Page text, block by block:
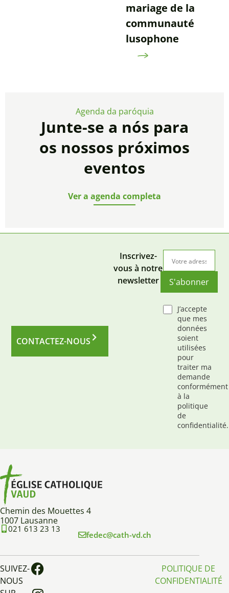
mariage de la
communauté
lusophone
Agenda da paróquia
Junte-se a nós para
os nossos próximos
eventos
Ver a agenda completa
CONTACTEZ-NOUS
Inscrivez-
vous à notre
newsletter
S'abonner
J’accepte
que mes
données
soient
utilisées
pour
traiter ma
demande
conformément
à la
politique
de
confidentialité.
Chemin des Mouettes 4
1007 Lausanne
021 613 23 13
fedec@cath-vd.ch
SUIVEZ-
NOUS
POLITIQUE DE
CONFIDENTIALITÉ